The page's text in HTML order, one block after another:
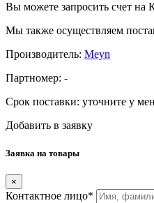
Вы можете запросить счет на
Мы также осуществляем
Производитель: Meyn
Партномер: -
Срок поставки: уточните у
Добавить в заявку
Заявка на товары
×
Контактное лицо*